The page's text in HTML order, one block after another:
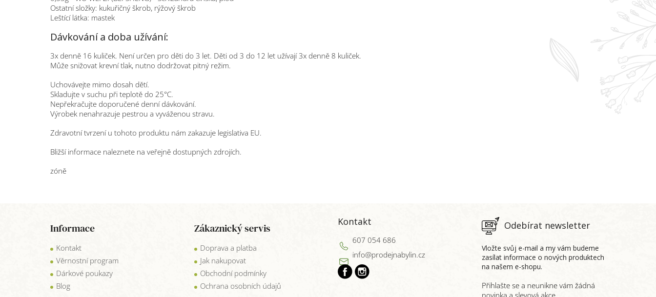
Ostatní složky: kukuřičný škrob, rýžový škrob
Leštící látka: mastek
Dávkování a doba užívání:
3x denně 16 kuliček. Není určen pro děti do 3 let. Děti od 3 do 12 let užívají 3x denně 8 kuliček.
Může snižovat krevní tlak, nutno dodržovat pitný režim.
Uchovávejte mimo dosah dětí.
Skladujte v suchu při teplotě do 25°C.
Nepřekračujte doporučené denní dávkování.
Výrobek nenahrazuje pestrou a vyváženou stravu.
Zdravotní tvrzení u tohoto produktu nám zakazuje legislativa EU.
Bližší informace naleznete na veřejně dostupných zdrojích.
zóně
Informace
Kontakt
Věrnostní program
Dárkové poukazy
Blog
Zákaznický servis
Doprava a platba
Jak nakupovat
Obchodní podmínky
Ochrana osobních údajů
Kontakt
info@prodejnabylin.cz
607 054 686
Odebírat newsletter
Vložte svůj e-mail a my vám budeme
zasílat informace o nových produktech
na našem e-shopu.